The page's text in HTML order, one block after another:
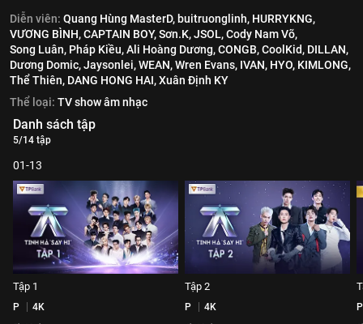
Diễn viên: Quang Hùng MasterD, buitruonglinh, HURRYKNG,
VƯƠNG BÌNH,CAPTAIN BOY,Sơn.K,JSOL,Cody Nam Võ,
Song Luân, Pháp Kiều,Ali Hoàng Dương,CONGB,CoolKid, DILLAN,
Dương Domic,Jaysonlei,WEAN,Wren Evans, IVAN, HYO, KIMLONG,
Thể Thiên, DANG HONG HAI,Xuân Định KY
Thể loại: TV show âm nhạc
Danh sách tập
5/14 tập
01-13
Tập 1
P 4K
Tập 2
P 4K P